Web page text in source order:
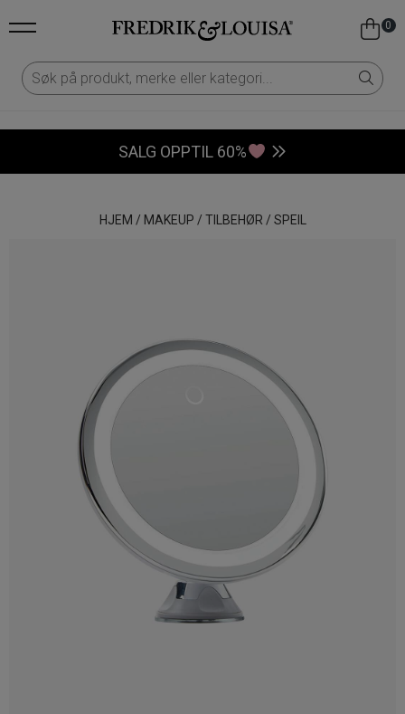
0
SALG OPPTIL 60%
HJEM / MAKEUP / TILBEHØR / SPEIL